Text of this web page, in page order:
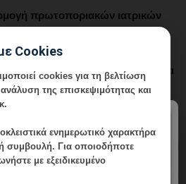
πρωτοποριακών ιατρικών
- Εξατομικευμένη Διερεύνηση και
και Γυναικείας Υπογονιμότητας -
-Επιγενετική - Εφαρμοσμένη
– Ενδοκρινολογία - Μικροθρεπτική
Κύηση, την Υπογονιμότητα και τη
Μαιευτηρίων "Μητέρα" και
Αισθητικής Ιατρικής και
Cookies
cookies για τη βελτίωση
της επισκεψιμότητας και
ενημερωτικό χαρακτήρα
συμβουλή. Για οποιοδήποτε
με εξειδικευμένο